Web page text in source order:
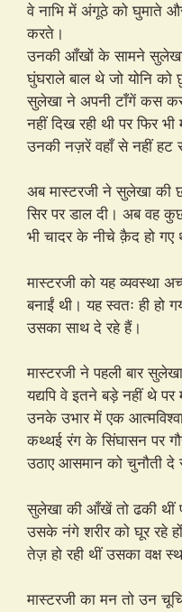
वे नाभि में अंगूठे को घुमाते
करते।
उनकी आँखों के सामने सुलेखा
घुंघराले बाल थे जो योनि
सुलेखा ने अपनी टाँगें कस
नहीं दिख रही थी पर फिर
उनकी नज़रें वहाँ से नहीं हट
अब मास्टरजी ने सुलेखा की
सिर पर डाल दी। अब वह
भी चादर के नीचे क़ैद हो गए
मास्टरजी को यह व्यवस्था
बनाईं थी। यह स्वतः ही हो
उसका साथ दे रहे हैं।
मास्टरजी ने पहली बार
यद्यपि वे इतने बड़े नहीं थे
उनके उभार में एक
कथ्थई रंग के सिंघासन पर
उठाए आसमान को चुनौती दे
सुलेखा की आँखें तो ढकी थीं
उसके नंगे शरीर को घूर रहे
तेज़ हो रही थीं उसका वक्ष
मास्टरजी का मन तो उन